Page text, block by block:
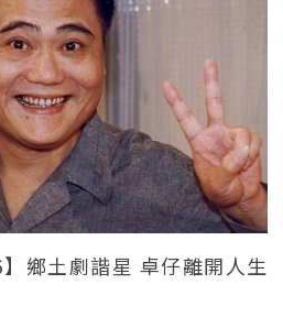
】鄉土劇諧星 卓仔離開人生